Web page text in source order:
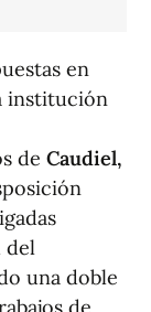
en
institución
de Caudiel,
del
una doble